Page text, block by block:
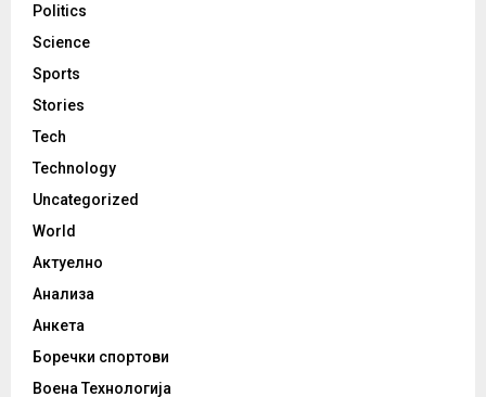
Politics
Science
Sports
Stories
Tech
Technology
Uncategorized
World
Актуелно
Анализа
Анкета
Боречки спортови
Воена Технологија